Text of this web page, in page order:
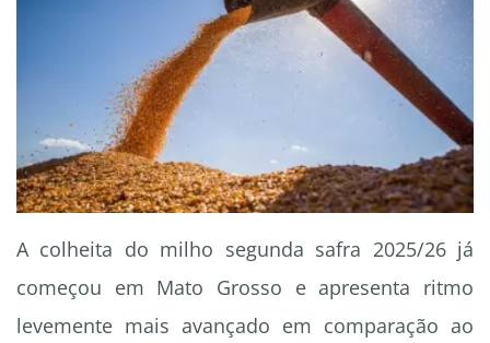
A colheita do milho segunda safra 2025/26 já
começou em Mato Grosso e apresenta ritmo
levemente mais avançado em comparação ao